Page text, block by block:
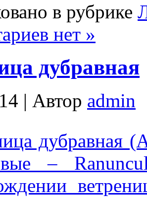
в рубрике
нет »
дубравная
| Автор admin